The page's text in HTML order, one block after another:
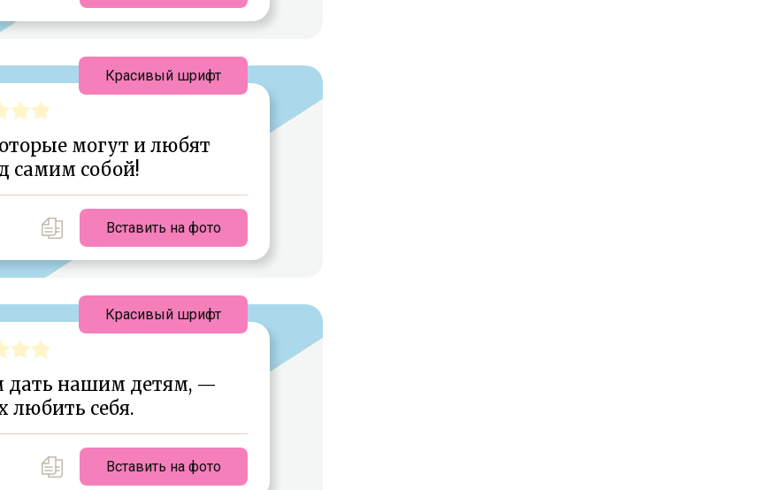
могут и любят
самим собой!
Вставить на фото
Красивый шрифт
дать нашим детям, —
любить себя.
Вставить на фото
Красивый шрифт